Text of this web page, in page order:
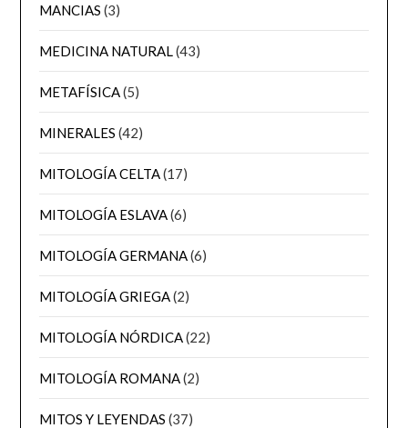
MANCIAS (3)
MEDICINA NATURAL(43)
METAFÍSICA(5)
MINERALES (42)
MITOLOGÍA CELTA(17)
MITOLOGÍA ESLAVA(6)
MITOLOGÍA GERMANA(6)
MITOLOGÍA GRIEGA(2)
MITOLOGÍA NÓRDICA(22)
MITOLOGÍA ROMANA(2)
MITOS Y LEYENDAS (37)